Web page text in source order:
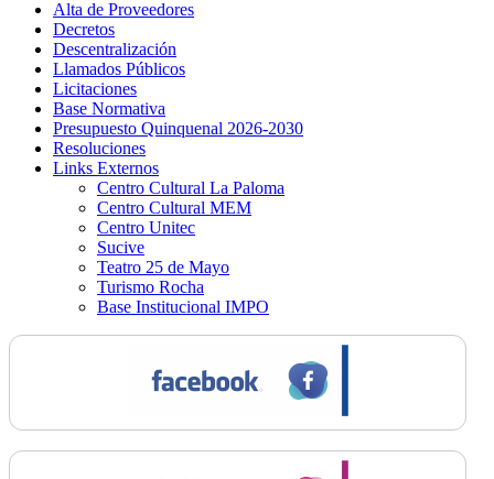
Alta de Proveedores
Decretos
Descentralización
Llamados Públicos
Licitaciones
Base Normativa
Presupuesto Quinquenal 2026-2030
Resoluciones
Links Externos
Centro Cultural La Paloma
Centro Cultural MEM
Centro Unitec
Sucive
Teatro 25 de Mayo
Turismo Rocha
Base Institucional IMPO